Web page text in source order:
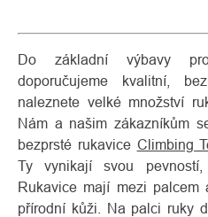
Do základní výbavy
doporučujeme kvalitní,
naleznete velké množství
Nám a našim zákazníkům
bezprsté rukavice Climbing
Ty vynikají svou pevností,
Rukavice mají mezi palcem
přírodní kůži. Na palci ruky